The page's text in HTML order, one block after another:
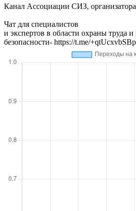
Канал Ассоциации СИЗ,
Чат для специалистов
и экспертов в области охраны труда
безопасности- https://t.me/